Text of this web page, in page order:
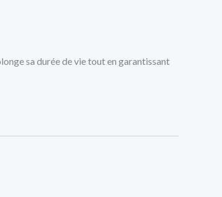
sa durée de vie tout en garantissant